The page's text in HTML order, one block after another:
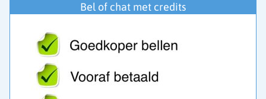
Bel of chat met credits